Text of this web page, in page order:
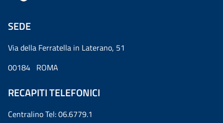
SEDE
Via della Ferratella in Laterano, 51
00184 ROMA
RECAPITI TELEFONICI
Centralino Tel: 06.6779.1